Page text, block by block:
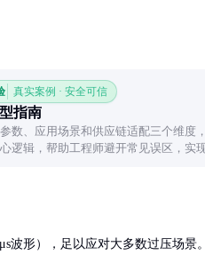
真实案例 · 安全可信
指南
数、应用场景和供应链适配三个维度
逻辑，帮助工程师避开常见误区，实
波形），足以应对大多数过压场